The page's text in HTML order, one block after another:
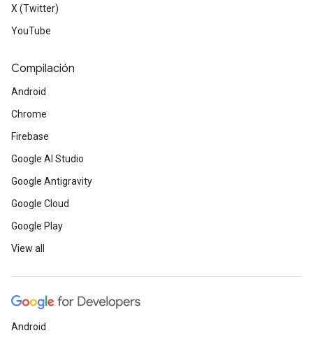
X (Twitter)
YouTube
Compilación
Android
Chrome
Firebase
Google AI Studio
Google Antigravity
Google Cloud
Google Play
View all
Android